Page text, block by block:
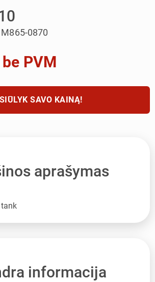
0870
PVM
SIŪLYK SAVO KAINĄ!
aprašymas
informacija